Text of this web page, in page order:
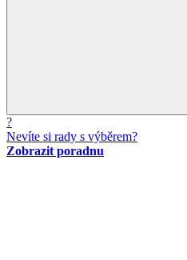
?
Nevíte si rady s výběrem?
Zobrazit poradnu